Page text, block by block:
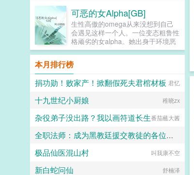
可恶的女Alpha[GB]
生性高傲的omega从来没想到自己
会遇见这样一个人。一位变态粗鲁性
格顽劣的女alpha。她出身于环境恶
劣的荆棘星底层，却有着深不可测的
实力。她对其他人礼貌友好，唯独对
自己态度恶劣。她积极活跃，干劲十
足，极具探险精神。她言语轻浮，肆
意妄为，逗弄他的感情。她彬彬有礼
扭曲，却又因为慕强而情不自禁的被
她的名字响彻云霄。她是，随流光。
尖端的酷炫科技和花哨的灵气法术并
也是属于随流光的时代。文案文名男
成甜文的恋爱升级文，剧情和感情对
本月排行榜
捐功勋！败家产！掀翻假死夫君棺材板 君忆
十九世纪小厨娘 稚晓zx
杂役弟子没出路？我以画符道长生番茄蘸大酱
全职法师：成为黑教廷援交教徒的各位婊子
小磊子
极品仙医混山村 叫我康不空
新白蛇问仙 舒楠泽